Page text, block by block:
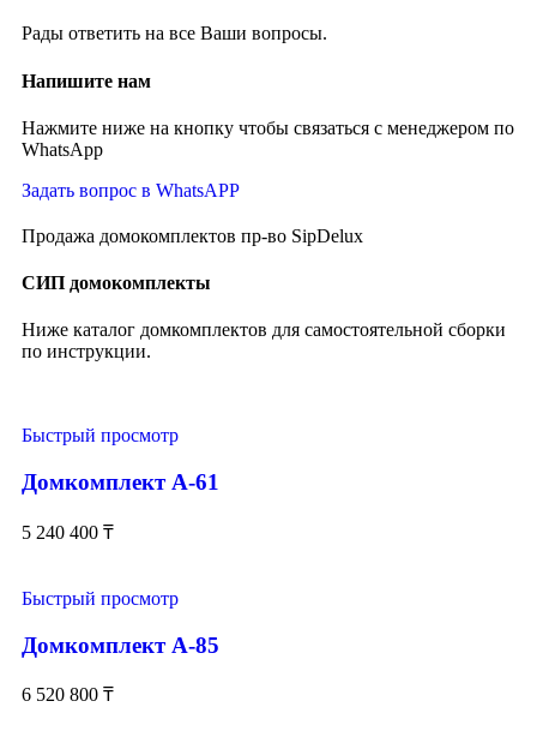
Рады ответить на все Ваши вопросы.
Напишите нам
Нажмите ниже на кнопку чтобы связаться с менеджером по
WhatsApp
Задать вопрос в WhatsAPP
Продажа домокомплектов пр-во SipDelux
СИП домокомплекты
Ниже каталог домкомплектов для самостоятельной сборки
по инструкции.
Быстрый просмотр
Домкомплект А-61
5 240 400 ₸
Быстрый просмотр
Домкомплект А-85
6 520 800 ₸